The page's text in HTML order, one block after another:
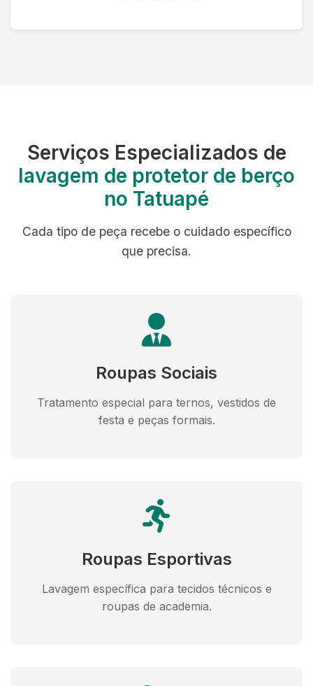
Serviços Especializados de
lavagem de protetor de berço
no Tatuapé
Cada tipo de peça recebe o cuidado específico
que precisa.
Roupas Sociais
Tratamento especial para ternos, vestidos de
festa e peças formais.
Roupas Esportivas
Lavagem específica para tecidos técnicos e
roupas de academia.